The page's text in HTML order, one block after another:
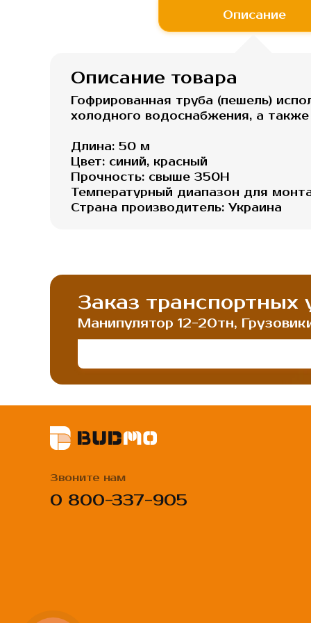
Описание
Описание товара
Гофрированная труба (пешель)
холодного водоснабжения, а
Длина: 50 м
Цвет: синий, красный
Прочность: свыше 350Н
Температурный диапазон для
Страна производитель: Украина
Заказ транспортных
Манипулятор 12-20тн,
Звоните нам
0 800-337-905